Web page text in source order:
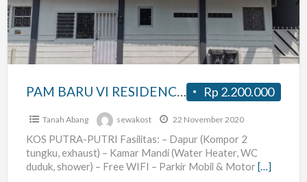
RESIDENCE
(
Bendungan
Hilir
Pejompongan
Benhil
Karet
Rp 2.200.000
PAM BARU VI RESIDENCE ( Bendungan Hilir – Pejompongan – Benhil – Karet )
Tanah Abang sewakost 22 November 2020
KOS PUTRA-PUTRI Fasilitas: – Dapur (Kompor 2
tungku, exhaust) – Kamar Mandi (Water Heater, WC
duduk, shower) – Free WIFI – Parkir Mobil & Motor[…]